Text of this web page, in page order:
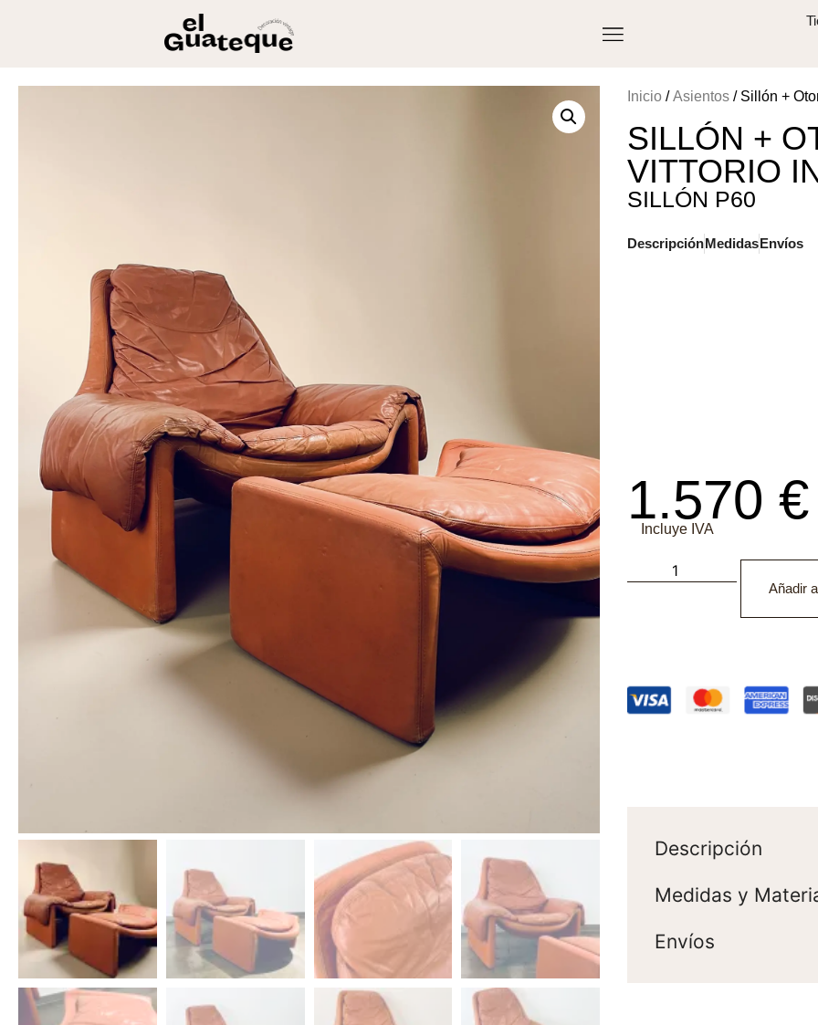
Inicio /Asientos / Sillón +
SILLÓN +
VITTORIO
SILLÓN P60
DescripciónMedidasEnvíos
1.570 €
Incluye IVA
Añadir
Descripción
Medidas y
Envíos